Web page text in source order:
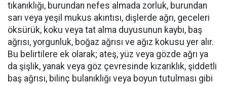
tıkanıklığı, burundan nefes almada zorluk, burundan
sarı veya yeşil mukus akıntısı, dişlerde ağrı, geceleri
öksürük, koku veya tat alma duyusunun kaybı, baş
ağrısı, yorgunluk, boğaz ağrısı ve ağız kokusu yer alır.
Bu belirtilere ek olarak; ateş, yüz veya gözde ağrı ya
da şişlik, yanak veya göz çevresinde kızarıklık, şiddetli
baş ağrısı, bilinç bulanıklığı veya boyun tutulması gibi